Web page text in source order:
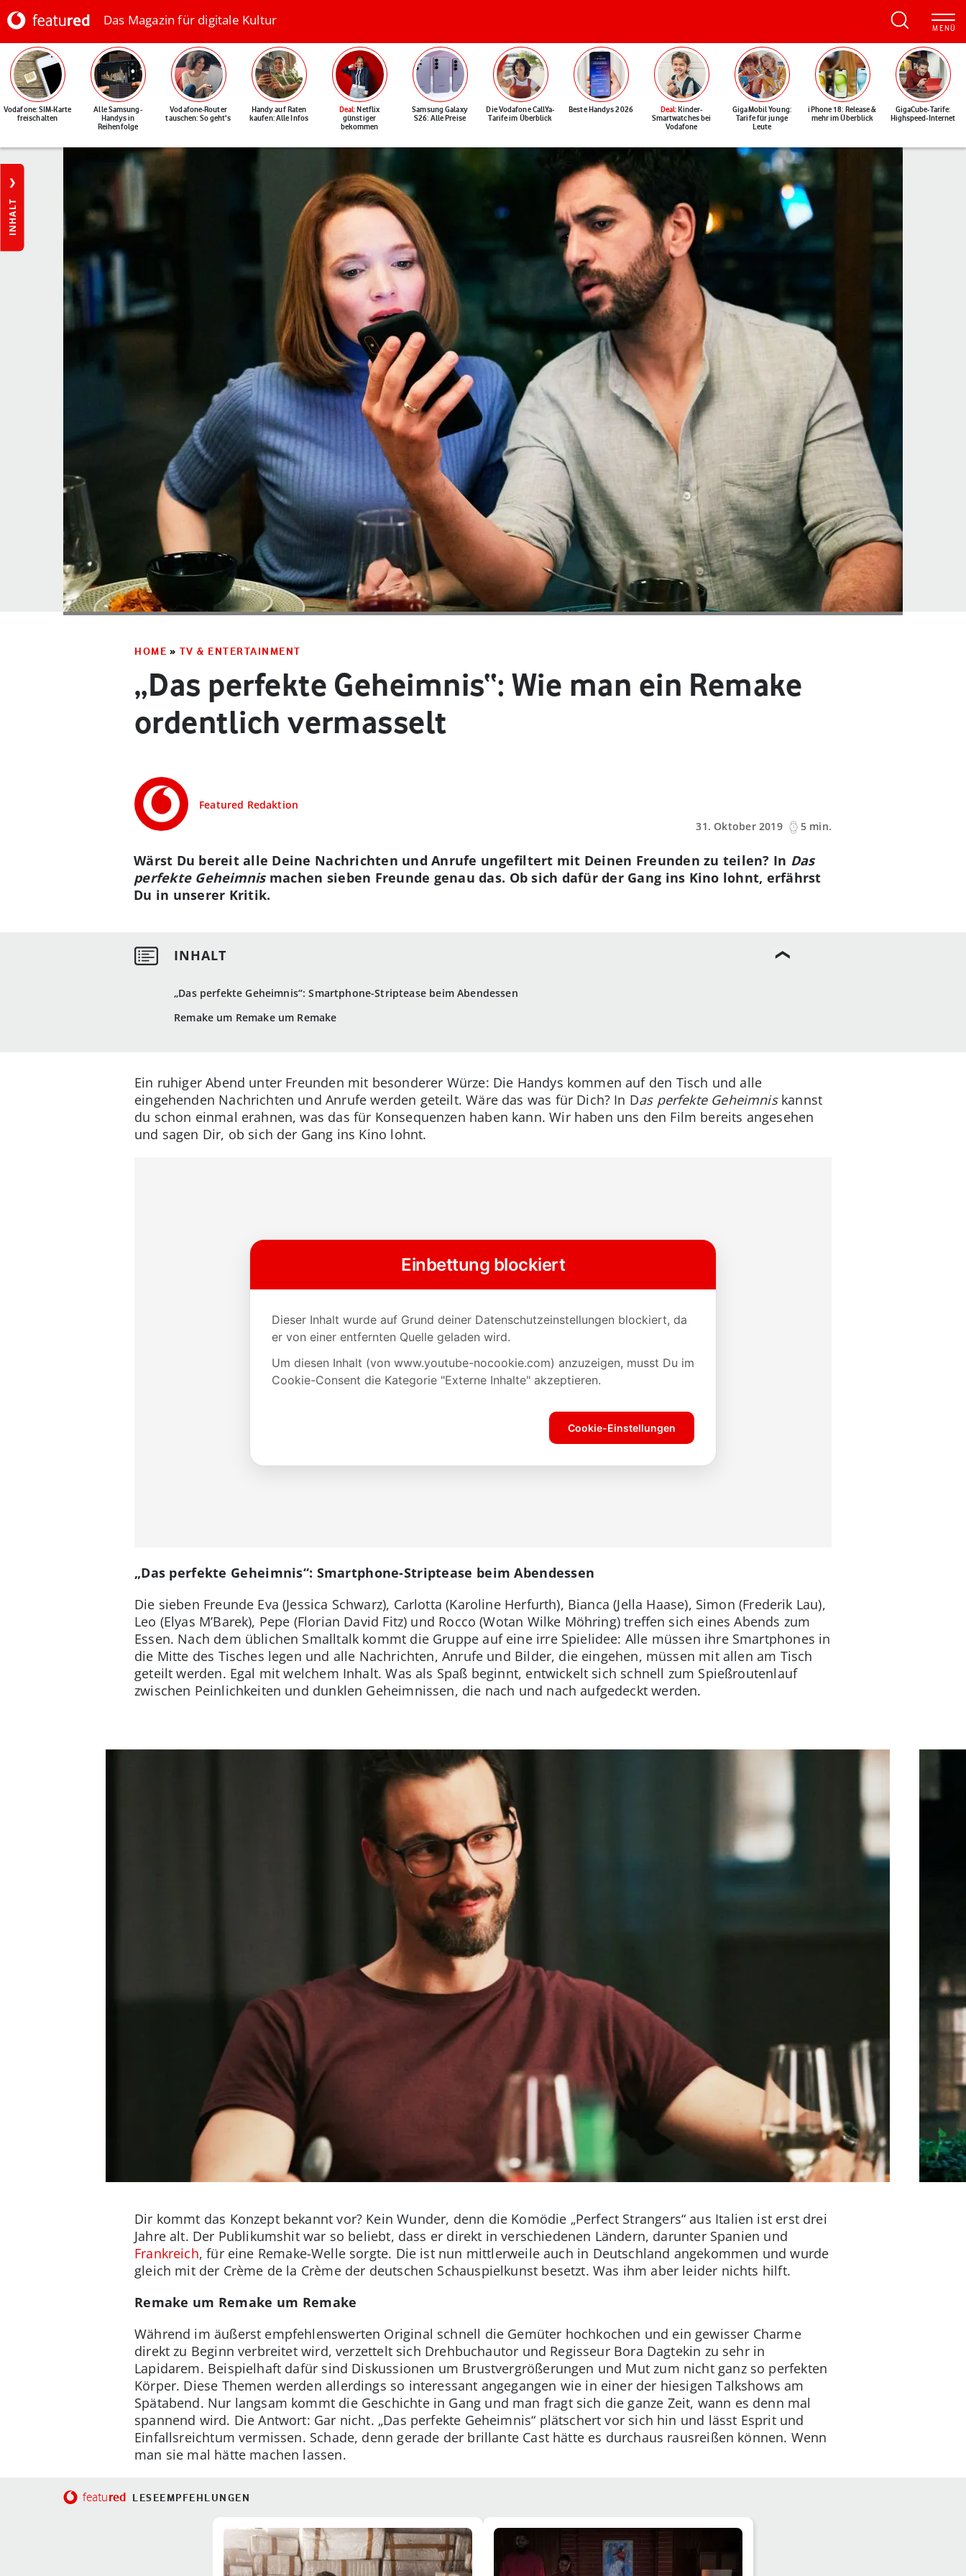
Das Magazin für digitale Kultur
Vodafone: SIM-Karte
freischalten
Alle Samsung-
Handys in
Reihenfolge
Vodafone-Router
tauschen: So geht's
Handy auf Raten
kaufen: Alle Infos
Deal: Netflix
günstiger
bekommen
Samsung Galaxy
S26: Alle Preise
Die Vodafone CallYa-
Tarife im Überblick
Beste Handys 2026 Deal: Kinder-
Smartwatches bei
Vodafone
GigaMobil Young:
Tarife für junge
Leute
iPhone 18: Release &
mehr im Überblick
GigaCube-Tarife:
Highspeed-Internet
INHALT
HOME » TV & ENTERTAINMENT
„Das perfekte Geheimnis“: Wie man ein Remake
ordentlich vermasselt
Featured Redaktion
31. Oktober 2019
5 min.
„Das perfekte Geheimnis“: Smartphone-Striptease beim Abendessen
Remake um Remake um Remake
Wärst Du bereit alle Deine Nachrichten und Anrufe ungefiltert mit Deinen Freunden zu teilen? In Das
perfekte Geheimnismachen sieben Freunde genau das. Ob sich dafür der Gang ins Kino lohnt, erfährst
Du in unserer Kritik.
Ein ruhiger Abend unter Freunden mit besonderer Würze: Die Handys kommen auf den Tisch und alle
eingehenden Nachrichten und Anrufe werden geteilt. Wäre das was für Dich? In Das perfekte Geheimnis kannst
du schon einmal erahnen, was das für Konsequenzen haben kann. Wir haben uns den Film bereits angesehen
und sagen Dir, ob sich der Gang ins Kino lohnt.
„Das perfekte Geheimnis“: Smartphone-Striptease beim Abendessen
Die sieben Freunde Eva (Jessica Schwarz), Carlotta (Karoline Herfurth), Bianca (Jella Haase), Simon (Frederik Lau),
Leo (Elyas M’Barek), Pepe (Florian David Fitz) und Rocco (Wotan Wilke Möhring) treffen sich eines Abends zum
Essen. Nach dem üblichen Smalltalk kommt die Gruppe auf eine irre Spielidee: Alle müssen ihre Smartphones in
die Mitte des Tisches legen und alle Nachrichten, Anrufe und Bilder, die eingehen, müssen mit allen am Tisch
geteilt werden. Egal mit welchem Inhalt. Was als Spaß beginnt, entwickelt sich schnell zum Spießroutenlauf
zwischen Peinlichkeiten und dunklen Geheimnissen, die nach und nach aufgedeckt werden.
Dir kommt das Konzept bekannt vor? Kein Wunder, denn die Komödie „Perfect Strangers“ aus Italien ist erst drei
Jahre alt. Der Publikumshit war so beliebt, dass er direkt in verschiedenen Ländern, darunter Spanien und
Frankreich, für eine Remake-Welle sorgte. Die ist nun mittlerweile auch in Deutschland angekommen und wurde
gleich mit der Crème de la Crème der deutschen Schauspielkunst besetzt. Was ihm aber leider nichts hilft.
Remake um Remake um Remake
Während im äußerst empfehlenswerten Original schnell die Gemüter hochkochen und ein gewisser Charme
direkt zu Beginn verbreitet wird, verzettelt sich Drehbuchautor und Regisseur Bora Dagtekin zu sehr in
Lapidarem. Beispielhaft dafür sind Diskussionen um Brustvergrößerungen und Mut zum nicht ganz so perfekten
Körper. Diese Themen werden allerdings so interessant angegangen wie in einer der hiesigen Talkshows am
Spätabend. Nur langsam kommt die Geschichte in Gang und man fragt sich die ganze Zeit, wann es denn mal
spannend wird. Die Antwort: Gar nicht. „Das perfekte Geheimnis“ plätschert vor sich hin und lässt Esprit und
Einfallsreichtum vermissen. Schade, denn gerade der brillante Cast hätte es durchaus rausreißen können. Wenn
man sie mal hätte machen lassen.
featured LESEEMPFEHLUNGEN